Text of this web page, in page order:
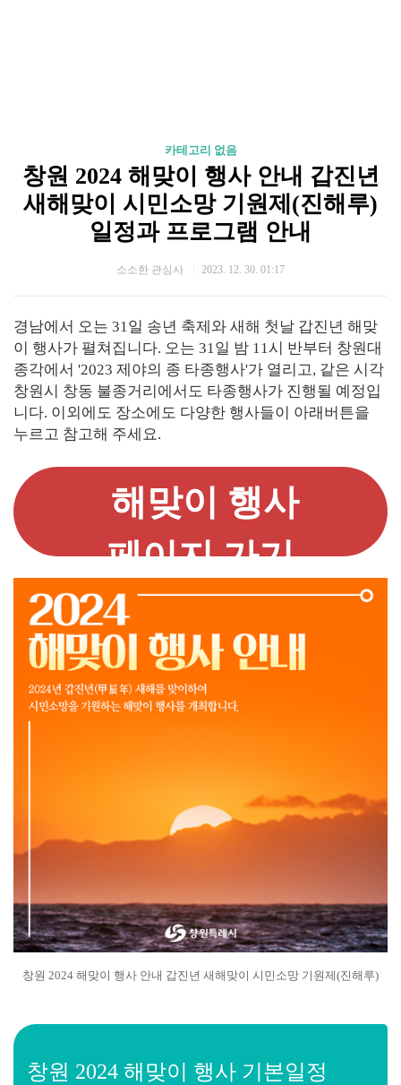
카테고리 없음
창원 2024 해맞이 행사 안내 갑진년
새해맞이 시민소망 기원제(진해루)
일정과 프로그램 안내
소소한 관심사 2023. 12. 30. 01:17
경남에서 오는 31일 송년 축제와 새해 첫날 갑진년 해맞
이 행사가 펼쳐집니다. 오는 31일 밤 11시 반부터 창원대
종각에서 '2023 제야의 종 타종행사'가 열리고, 같은 시각
창원시 창동 불종거리에서도 타종행사가 진행될 예정입
니다. 이외에도 장소에도 다양한 행사들이 아래버튼을
누르고 참고해 주세요.
해맞이 행사
페이지 가기
창원 2024 해맞이 행사 안내 갑진년 새해맞이 시민소망 기원제(진해루)
창원 2024 해맞이 행사 기본일정